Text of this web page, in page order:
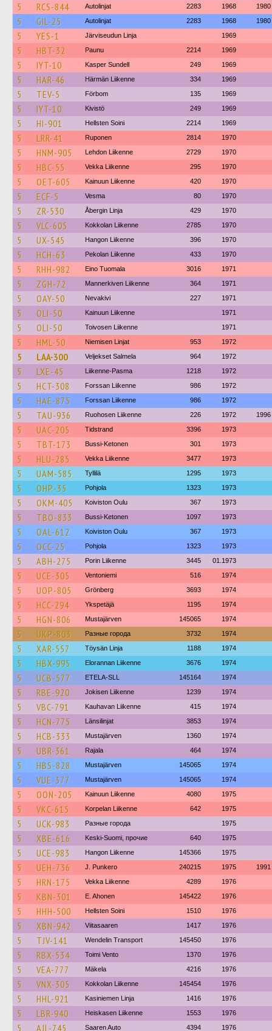
5 RCS-844 Autolinjat 2283 1968 1980
5 GIL-25 Autolinjat 2283 1968 1980
5 YES-1 Järviseudun Linja 1969
5 HBT-32 Paunu 2214 1969
5 IYT-10 Kasper Sundell 249 1969
5 HAR-46 Härmän Liikenne 334 1969
5 TEV-5 Förbom 135 1969
5 IYT-10 Kivistö 249 1969
5 HI-901 Hellsten Soini 2214 1969
5 LRR-41 Ruponen 2814 1970
5 HNM-905 Lehdon Liikenne 2729 1970
5 HBC-55 Vekka Liikenne 295 1970
5 OET-605 Kainuun Liikenne 420 1970
5 ECF-5 Vesma 80 1970
5 ZR-530 Åbergin Linja 429 1970
5 VLC-605 Kokkolan Liikenne 2785 1970
5 UX-545 Hangon Liikenne 396 1970
5 HCH-63 Pekolan Liikenne 433 1970
5 RHH-982 Eino Tuomala 3016 1971
5 ZGH-72 Mannerkiven Liikenne 364 1971
5 OAY-50 Nevakivi 227 1971
5 OLI-50 Kainuun Liikenne 1971
5 OLI-50 Toivosen Liikenne 1971
5 HML-50 Niemisen Linjat 953 1972
5 LAA-300 Veljekset Salmela 964 1972
5 LXE-45 Liikenne-Pasma 1218 1972
5 HCT-308 Forssan Liikenne 986 1972
5 HAE-875 Forssan Liikenne 986 1972
5 TAU-936 Ruohosen Liikenne 226 1972 1996
5 UAC-205 Tidstrand 3396 1973
5 TBT-173 Bussi-Ketonen 301 1973
5 HLU-285 Vekka Liikenne 3477 1973
5 UAM-585 Tyllilä 1295 1973
5 OHP-35 Pohjola 1323 1973
5 OKM-405 Koiviston Oulu 367 1973
5 TBO-833 Bussi-Ketonen 1097 1973
5 OAL-612 Koiviston Oulu 367 1973
5 OCC-25 Pohjola 1323 1973
5 ABH-275 Porin Liikenne 3445 01.1973
5 UCE-305 Ventoniemi 516 1974
5 UOP-805 Grönberg 3693 1974
5 HCC-294 Ykspetäjä 1195 1974
5 HGN-806 Mustajärven 145065 1974
5 UKP-803 Разные города 3732 1974
5 XAR-557 Töysän Linja 1188 1974
5 HBX-995 Elorannan Liikenne 3676 1974
5 UCB-577 ETELA-SLL 145164 1974
5 RBE-920 Jokisen Liikenne 1239 1974
5 VBC-791 Kauhavan Liikenne 415 1974
5 HCN-775 Länsilinjat 3853 1974
5 HCB-333 Mustajärven 1360 1974
5 UBR-361 Rajala 464 1974
5 HBS-828 Mustajärven 145065 1974
5 VUE-377 Mustajärven 145065 1974
5 OON-205 Kainuun Liikenne 4080 1975
5 VKC-615 Korpelan Liikenne 642 1975
5 UCK-983 Разные города 1975
5 XBE-616 Keski-Suomi, прочие 640 1975
5 UCE-983 Hangon Liikenne 145366 1975
5 UEH-736 J. Punkero 240215 1975 1991
5 HRN-175 Vekka Liikenne 4289 1976
5 KBN-301 E. Ahonen 145422 1976
5 HHH-500 Hellsten Soini 1510 1976
5 XBN-942 Viitasaaren 1417 1976
5 TJV-141 Wendelin Transport 145450 1976
5 RBX-534 Toimi Vento 1370 1976
5 VEA-777 Mäkela 4216 1976
5 VNX-305 Kokkolan Liikenne 145454 1976
5 HHL-921 Kasiniemen Linja 1416 1976
5 LBR-940 Heiskasen Liikenne 1553 1976
5 AJL-745 Saaren Auto 4394 1976